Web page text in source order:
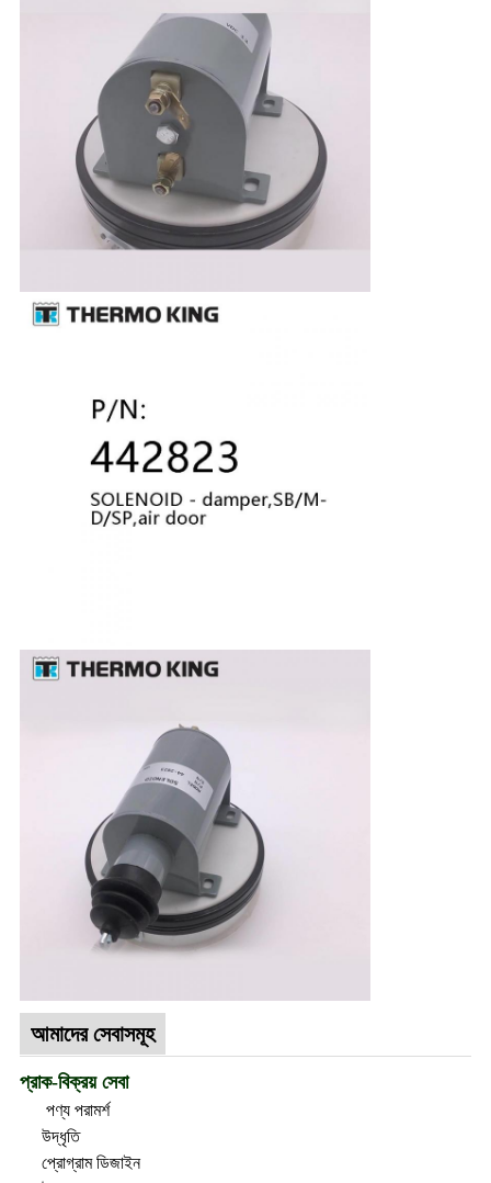
আমাদের সেবাসমূহ
প্রাক-বিক্রয় সেবা
পণ্য পরামর্শ
উদ্ধৃতি
প্রোগ্রাম ডিজাইন